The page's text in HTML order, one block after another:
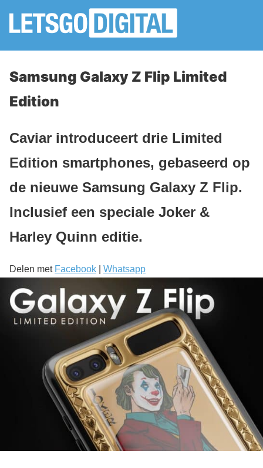
Samsung Galaxy Z Flip Limited
Edition
Caviar introduceert drie Limited
Edition smartphones, gebaseerd op
de nieuwe Samsung Galaxy Z Flip.
Inclusief een speciale Joker &
Harley Quinn editie.
Delen met Facebook Whatsapp